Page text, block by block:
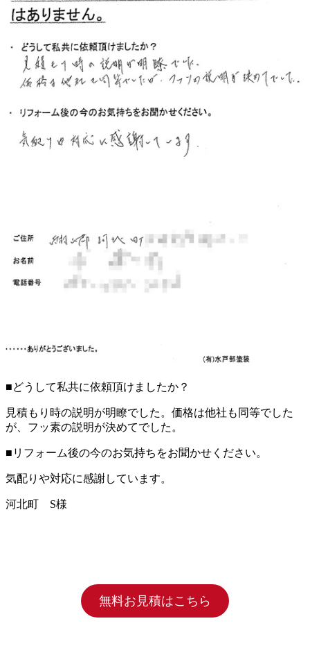
■どうして私共に依頼頂けましたか？
見積もり時の説明が明瞭でした。価格は他社も同等でした
が、フッ素の説明が決めてでした。
■リフォーム後の今のお気持ちをお聞かせください。
気配りや対応に感謝しています。
河北町 S様
無料お見積はこちら